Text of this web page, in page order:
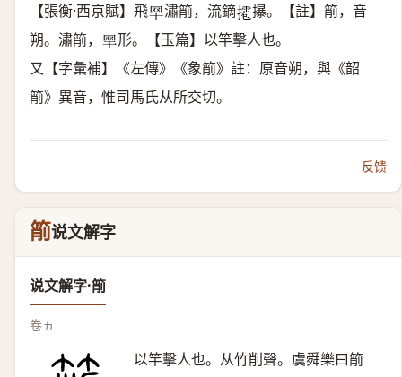
【張衡·西京賦】飛𦉻 潚箾，流鏑𢶉 㩧。【註】箾，音
朔。潚箾， 𦉻 形。【玉篇】以竿擊人也。
又【字彙補】《左傳》《象箾》註：原音朔，與《韶
箾》異音，惟司馬氏从所交切。
反馈
箾说文解字
说文解字·箾
卷五
以竿擊人也。从竹削聲。虞舜樂曰箾